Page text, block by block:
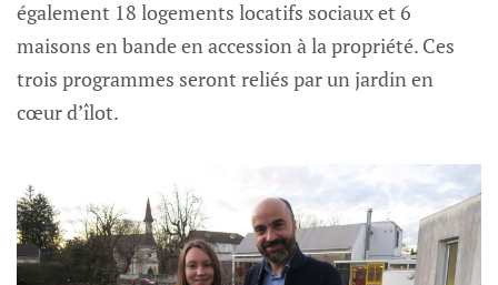
également 18 logements locatifs sociaux et 6
maisons en bande en accession à la propriété. Ces
trois programmes seront reliés par un jardin en
cœur d’îlot.